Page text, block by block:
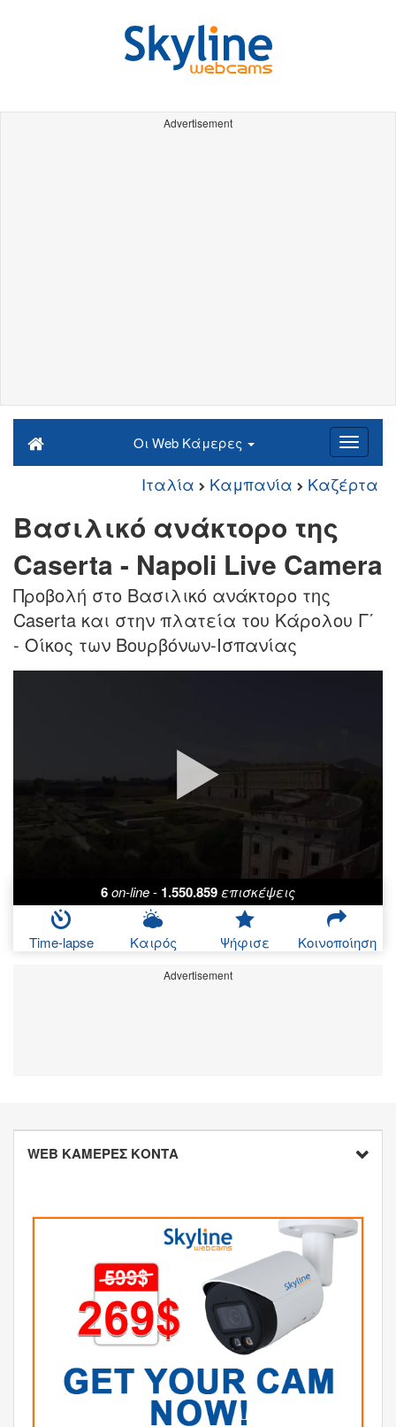
Advertisement
Οι Web Κάμερες
Ιταλία Καμπανία Καζέρτα
Βασιλικό ανάκτορο της
Caserta - Napoli Live Camera
Προβολή στο Βασιλικό ανάκτορο της
Caserta και στην πλατεία του Κάρολου Γ΄
- Οίκος των Βουρβόνων-Ισπανίας
6on-line- 1.550.859επισκέψεις
Time-lapse Καιρός Ψήφισε Κοινοποίηση
Advertisement
WEB ΚΑΜΕΡΕΣ ΚΟΝΤΑ